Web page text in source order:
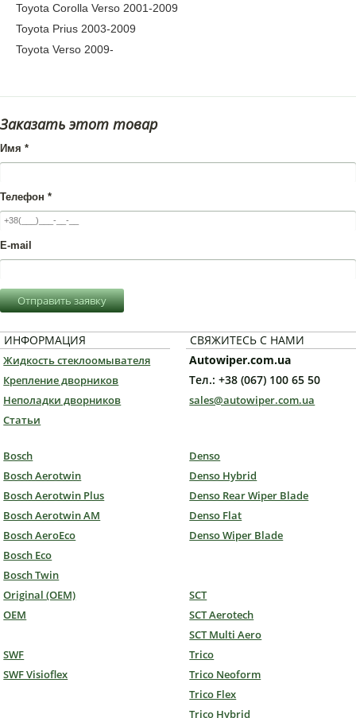
Toyota Corolla Verso 2001-2009
Toyota Prius 2003-2009
Toyota Verso 2009-
Заказать этот товар
Имя *
Телефон *
E-mail
Отправить заявку
ИНФОРМАЦИЯ
Жидкость стеклоомывателя
Крепление дворников
Неполадки дворников
Статьи
СВЯЖИТЕСЬ С НАМИ
Autowiper.com.ua
Тел.: +38 (067) 100 65 50
sales@autowiper.com.ua
Bosch
Bosch Aerotwin
Bosch Aerotwin Plus
Bosch Aerotwin AM
Bosch AeroEco
Bosch Eco
Bosch Twin
Denso
Denso Hybrid
Denso Rear Wiper Blade
Denso Flat
Denso Wiper Blade
Original (OEM)
OEM
SCT
SCT Aerotech
SCT Multi Aero
SWF
SWF Visioflex
Trico
Trico Neoform
Trico Flex
Trico Hybrid